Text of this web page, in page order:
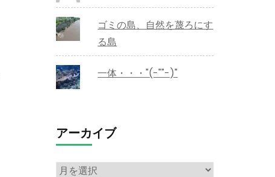
ゴミの島、自然を蔑ろにす
る島
一体・・・"(-""-)"
アーカイブ
ア